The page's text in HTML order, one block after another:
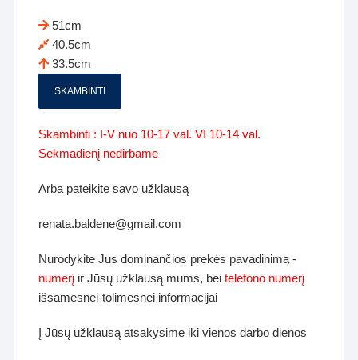
51cm
40.5cm
33.5cm
SKAMBINTI
Skambinti : I-V nuo 10-17 val. VI 10-14 val.
Sekmadienį nedirbame
Arba pateikite savo užklausą
renata.baldene@gmail.com
Nurodykite Jus dominančios prekės pavadinimą -
numerį ir Jūsų užklausą mums, beitelefono numerį
išsamesnei-tolimesnei informacijai
Į Jūsų užklausą atsakysime iki vienos darbo dienos